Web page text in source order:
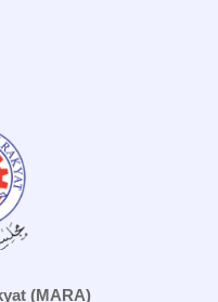
(MARA)